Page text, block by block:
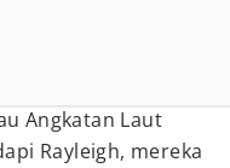
Angkatan Laut
Rayleigh, mereka